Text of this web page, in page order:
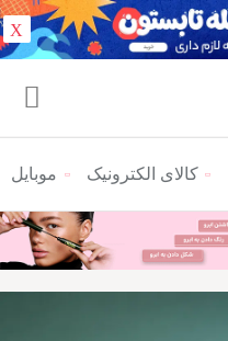
کالای الکترونیک موبایل
X